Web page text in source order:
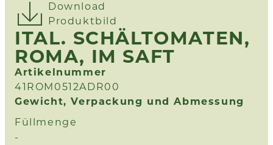
Download
Produktbild
ITAL. SCHÄLTOMATEN,
ROMA, IM SAFT
Artikelnummer
41ROM0512ADR00
Gewicht, Verpackung und Abmessung
Füllmenge
-